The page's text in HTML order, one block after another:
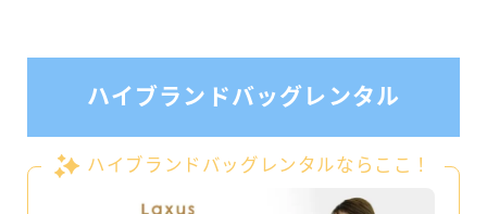
ハイブランドバッグレンタル
ハイブランドバッグレンタルならここ！